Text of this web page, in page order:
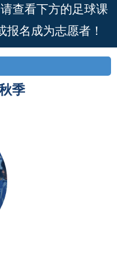
查看下方的足球课
名成为志愿者！
季